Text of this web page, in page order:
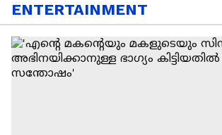
ENTERTAINMENT